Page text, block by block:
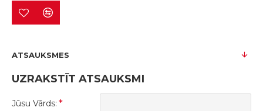
ATSAUKSMES
UZRAKSTĪT ATSAUKSMI
Jūsu Vārds: